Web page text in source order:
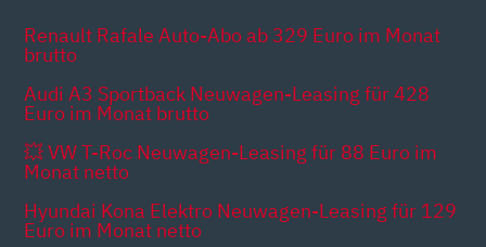
Renault Rafale Auto-Abo ab 329 Euro im Monat
brutto
Audi A3 Sportback Neuwagen-Leasing für 428
Euro im Monat brutto
💥 VW T-Roc Neuwagen-Leasing für 88 Euro im
Monat netto
Hyundai Kona Elektro Neuwagen-Leasing für 129
Euro im Monat netto